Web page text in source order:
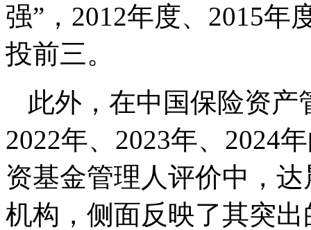
强”，2012年度、2015年
投前三。
此外，在中国保险资产
2022年、2023年、2024
资基金管理人评价中，
机构，侧面反映了其突